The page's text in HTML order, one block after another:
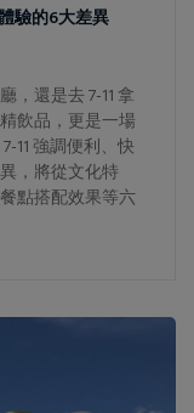
驗的6大差異
，還是去 7-11 拿
飲品，更是一場
11 強調便利、快
，將從文化特
點搭配效果等六